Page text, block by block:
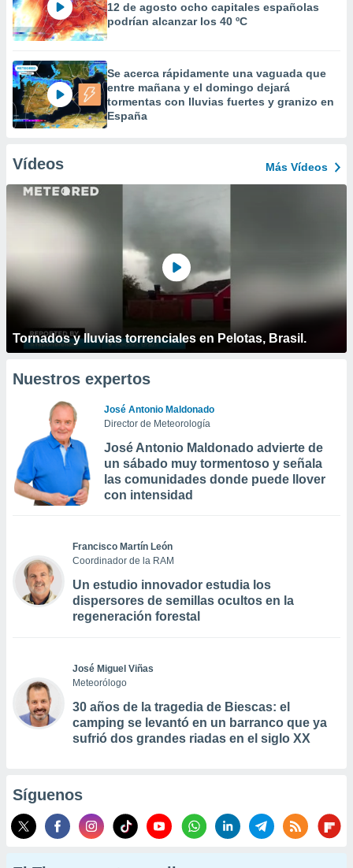
12 de agosto ocho capitales españolas
podrían alcanzar los 40 ºC
Se acerca rápidamente una vaguada que
entre mañana y el domingo dejará
tormentas con lluvias fuertes y granizo en
España
Vídeos Más Vídeos
Tornados y lluvias torrenciales en Pelotas, Brasil.
Nuestros expertos
José Antonio Maldonado
Director de Meteorología
José Antonio Maldonado advierte de
un sábado muy tormentoso y señala
las comunidades donde puede llover
con intensidad
Francisco Martín León
Coordinador de la RAM
Un estudio innovador estudia los
dispersores de semillas ocultos en la
regeneración forestal
José Miguel Viñas
Meteorólogo
30 años de la tragedia de Biescas: el
camping se levantó en un barranco que ya
sufrió dos grandes riadas en el siglo XX
Síguenos